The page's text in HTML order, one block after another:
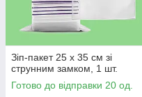
Зіп-пакет 25 х 35 см зі
струнним замком, 1 шт.
Готово до відправки 20 од.